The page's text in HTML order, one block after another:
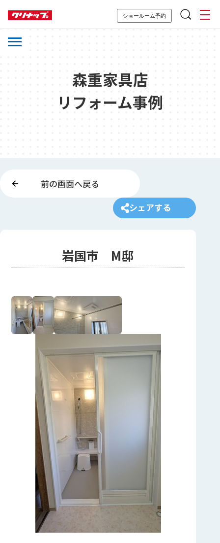
ショールーム予約
森重家具店
リフォーム事例
前の画面へ戻る
シェアする
岩国市 M邸